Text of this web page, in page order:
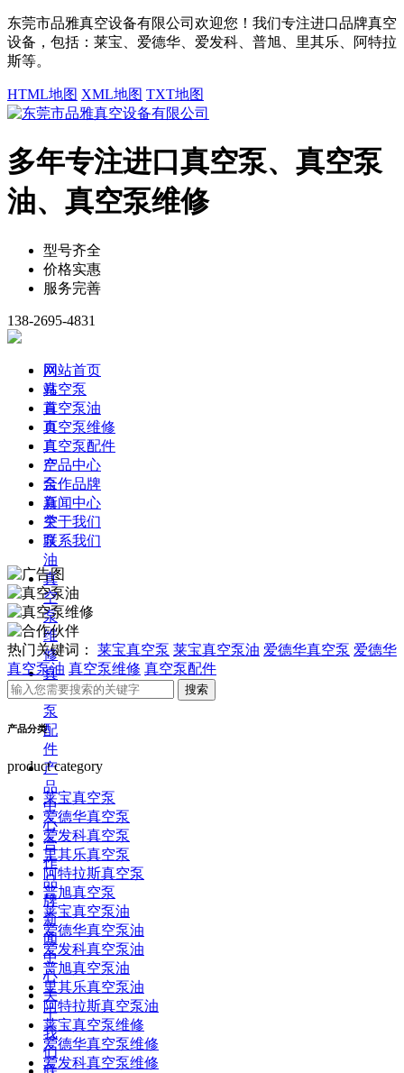
东莞市品雅真空设备有限公司欢迎您！我们专注进口品牌真空
设备，包括：莱宝、爱德华、爱发科、普旭、里其乐、阿特拉
斯等。
HTML地图 XML地图 TXT地图
多年专注进口真空泵、真空泵
油、真空泵维修
型号齐全
价格实惠
服务完善
138-2695-4831
网
站
首
页
真
空
泵
真
空
泵
油
真
空
泵
维
修
真
空
泵
配
件
产
品
中
心
合
作
品
牌
新
闻
中
心
关
于
我
们
网站首页
真空泵
真空泵油
真空泵维修
真空泵配件
产品中心
合作品牌
新闻中心
关于我们
联系我们
热门关键词： 莱宝真空泵 莱宝真空泵油 爱德华真空泵 爱德华
真空泵油 真空泵维修 真空泵配件
产品分类
product category
莱宝真空泵
爱德华真空泵
爱发科真空泵
里其乐真空泵
阿特拉斯真空泵
普旭真空泵
莱宝真空泵油
爱德华真空泵油
爱发科真空泵油
普旭真空泵油
里其乐真空泵油
阿特拉斯真空泵油
莱宝真空泵维修
爱德华真空泵维修
爱发科真空泵维修